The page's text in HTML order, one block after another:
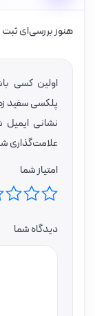
هنوز بررسی‌ای
اولین کسی
پلکسی سفید
نشانی
علامت‌گذاری
امتیاز شما
دیدگاه شما